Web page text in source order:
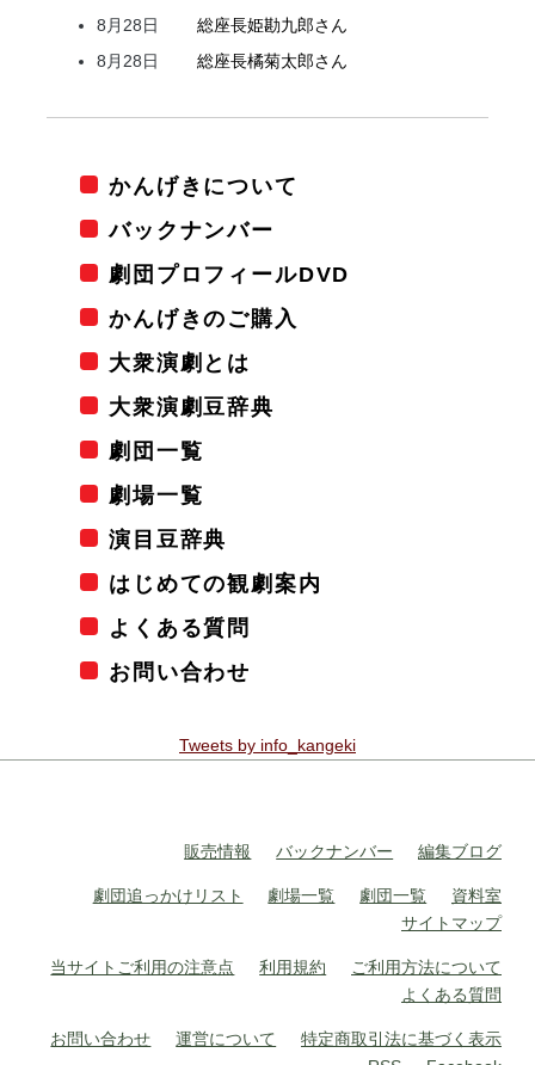
8月28日
総座長姫勘九郎さん
8月28日
総座長橘菊太郎さん
かんげきについて
バックナンバー
劇団プロフィールDVD
かんげきのご購入
大衆演劇とは
大衆演劇豆辞典
劇団一覧
劇場一覧
演目豆辞典
はじめての観劇案内
よくある質問
お問い合わせ
Tweets by info_kangeki
販売情報 バックナンバー 編集ブログ
劇団追っかけリスト 劇場一覧 劇団一覧
資料室
サイトマップ
当サイトご利用の注意点 利用規約
ご利用方法について
よくある質問
お問い合わせ 運営について
特定商取引法に基づく表示